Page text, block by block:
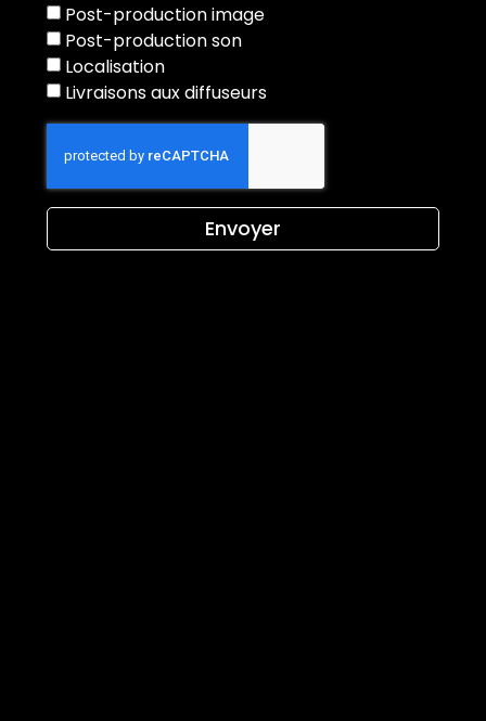
Post-production image
Post-production son
Localisation
Livraisons aux diffuseurs
Envoyer